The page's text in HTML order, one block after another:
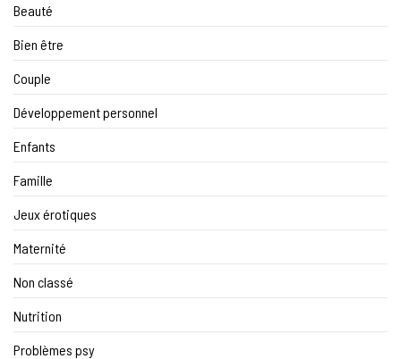
Beauté
Bien être
Couple
Développement personnel
Enfants
Famille
Jeux érotiques
Maternité
Non classé
Nutrition
Problèmes psy